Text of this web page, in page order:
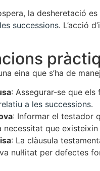
la desheretació
successions. L’acció
eina que s’ha de
: Assegurar-se que
a les successions.
: Informar el testador
necessitat que
: La clàusula
nul·litat per defectes